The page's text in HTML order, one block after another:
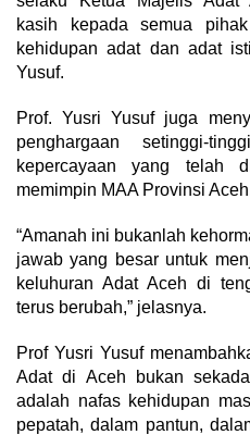
kasih kepada semua
kehidupan adat dan adat
Yusuf.
Prof. Yusri Yusuf juga
penghargaan setinggi-
kepercayaan yang telah
memimpin MAA Provinsi
“Amanah ini bukanlah
jawab yang besar untuk
keluhuran Adat Aceh di
terus berubah,” jelasnya.
Prof Yusri Yusuf
Adat di Aceh bukan
adalah nafas kehidupan
pepatah, dalam pantun,